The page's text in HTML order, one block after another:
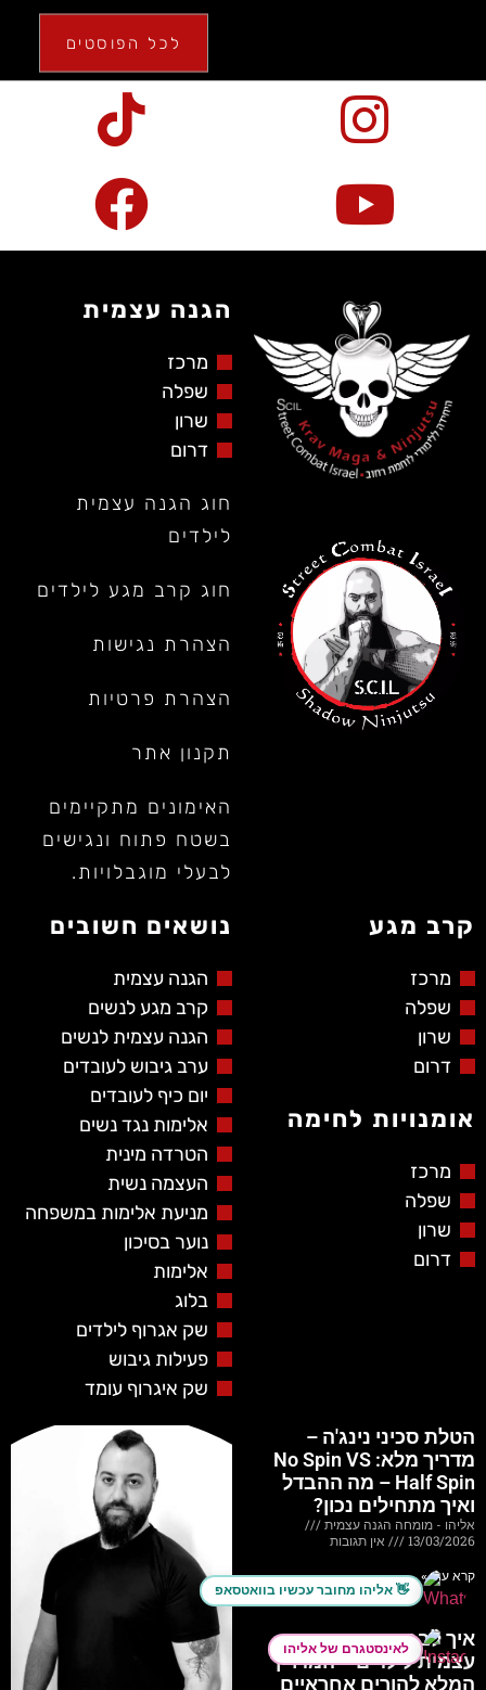
לכל הפוסטים
הגנה עצמית
מרכז
שפלה
שרון
דרום
חוג הגנה עצמית
לילדים
חוג קרב מגע לילדים
הצהרת נגישות
הצהרת פרטיות
תקנון אתר
האימונים מתקיימים
בשטח פתוח ונגישים
לבעלי מוגבלויות.
קרב מגע
מרכז
שפלה
שרון
דרום
אומנויות לחימה
מרכז
שפלה
שרון
דרום
נושאים חשובים
הגנה עצמית
קרב מגע לנשים
הגנה עצמית לנשים
ערב גיבוש לעובדים
יום כיף לעובדים
אלימות נגד נשים
הטרדה מינית
העצמה נשית
מניעת אלימות במשפחה
נוער בסיכון
אלימות
בלוג
שק אגרוף לילדים
פעילות גיבוש
שק איגרוף עומד
הטלת סכיני נינג'ה –
מדריך מלא: No Spin VS
Half Spin – מה ההבדל
ואיך מתחילים נכון?
אליהו - מומחה הגנה עצמית
13/03/2026
אין תגובות
קרא עוד »
איך לבחור חוג הגנה
עצמית לילדים – המדריך
המלא להורים אחראיים
אליהו מחובר עכשיו בוואטסאפ 👋
לאינסטגרם של אליהו